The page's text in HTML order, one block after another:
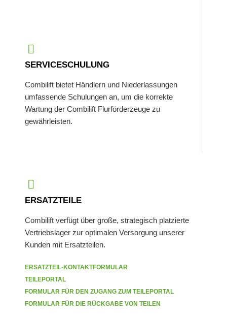
SERVICESCHULUNG
Combilift bietet Händlern und Niederlassungen
umfassende Schulungen an, um die korrekte
Wartung der Combilift Flurförderzeuge zu
gewährleisten.
ERSATZTEILE
Combilift verfügt über große, strategisch platzierte
Vertriebslager zur optimalen Versorgung unserer
Kunden mit Ersatzteilen.
ERSATZTEIL-KONTAKTFORMULAR
TEILEPORTAL
FORMULAR FÜR DEN ZUGANG ZUM TEILEPORTAL
FORMULAR FÜR DIE RÜCKGABE VON TEILEN